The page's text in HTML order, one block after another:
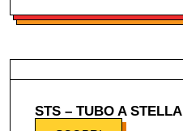
STS – TUBO A STELLA